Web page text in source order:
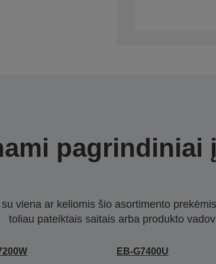
pagrindiniai
viena ar keliomis šio asortimento
toliau pateiktais saitais arba produkto
EB-G7400U